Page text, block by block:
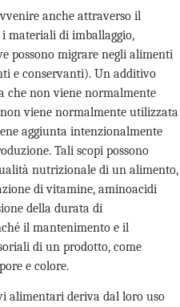
anche attraverso il
materiali di imballaggio,
possono migrare negli alimenti
e conservanti). Un additivo
che non viene normalmente
viene normalmente utilizzata
aggiunta intenzionalmente
Tali scopi possono
nutrizionale di un alimento,
di vitamine, aminoacidi
della durata di
il mantenimento e il
di un prodotto, come
e colore.
alimentari deriva dal loro uso